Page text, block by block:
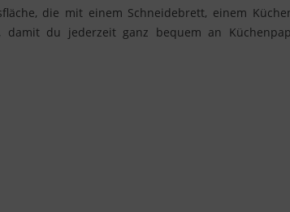
die mit einem Schneidebrett, einem
du jederzeit ganz bequem an